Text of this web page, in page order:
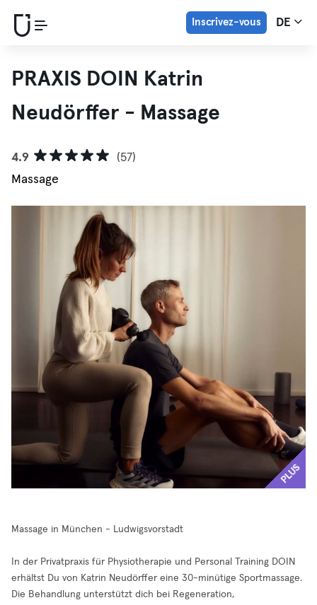
Inscrivez-vous DE
PRAXIS DOIN Katrin
Neudörffer - Massage
4.9
(57)
Massage
PLUS
Massage in München - Ludwigsvorstadt
In der Privatpraxis für Physiotherapie und Personal Training DOIN
erhältst Du von Katrin Neudörffer eine 30-minütige Sportmassage.
Die Behandlung unterstützt dich bei Regeneration,